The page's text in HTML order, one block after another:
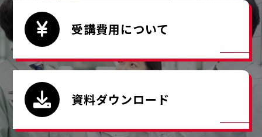
受講費用について
資料ダウンロード